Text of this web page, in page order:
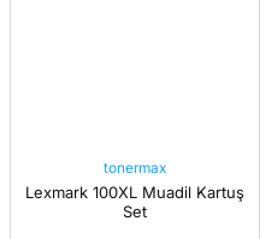
tonermax
Lexmark 100XL Muadil Kartuş
Set